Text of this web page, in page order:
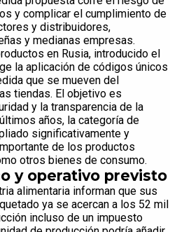
y complicar el cumplimiento de
y distribuidores,
y medianas empresas.
en Rusia, introducido el
la aplicación de códigos únicos
que se mueven del
tiendas. El objetivo es
y la transparencia de la
años, la categoría de
significativamente y
de los productos
otros bienes de consumo.
y operativo previsto
alimentaria informan que sus
ya se acercan a los 52 mil
incluso de un impuesto